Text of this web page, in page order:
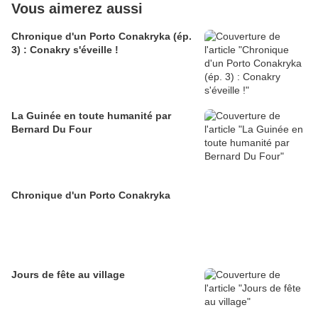
Vous aimerez aussi
Chronique d'un Porto Conakryka (ép.
3) : Conakry s'éveille !
La Guinée en toute humanité par
Bernard Du Four
Chronique d'un Porto Conakryka
Jours de fête au village